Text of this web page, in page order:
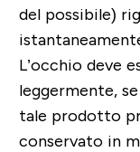
del possibile)
L’occhio deve
leggermente,
tale prodotto
conservato in